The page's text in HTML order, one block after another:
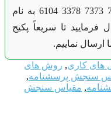
رسید پرداخت به شماره کارت 7470 7373 3378 6104 به نام
فرمایید تا سریعاً پکیج
نماییم.
های کاری, روش های
سنجش پرسشنامه,
, مقیاس سنجش